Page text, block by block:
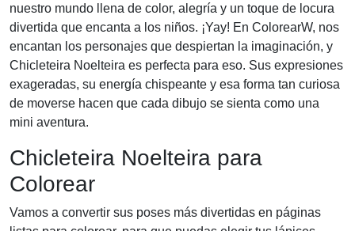
nuestro mundo llena de color, alegría y un toque de locura
divertida que encanta a los niños. ¡Yay! En ColorearW, nos
encantan los personajes que despiertan la imaginación, y
Chicleteira Noelteira es perfecta para eso. Sus expresiones
exageradas, su energía chispeante y esa forma tan curiosa
de moverse hacen que cada dibujo se sienta como una
mini aventura.
Chicleteira Noelteira para
Colorear
Vamos a convertir sus poses más divertidas en páginas